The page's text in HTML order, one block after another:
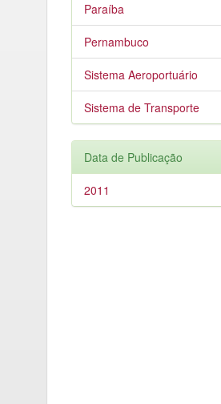
Paraíba
Pernambuco
Sistema Aeroportuário
Sistema de Transporte
Data de Publicação
2011